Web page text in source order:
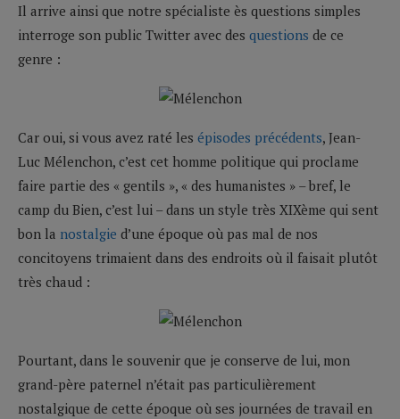
Il arrive ainsi que notre spécialiste ès questions simples
interroge son public Twitter avec des questions de ce
genre :
Car oui, si vous avez raté les épisodes précédents, Jean-
Luc Mélenchon, c’est cet homme politique qui proclame
faire partie des « gentils », « des humanistes » – bref, le
camp du Bien, c’est lui – dans un style très XIXème qui sent
bon la nostalgie d’une époque où pas mal de nos
concitoyens trimaient dans des endroits où il faisait plutôt
très chaud :
Pourtant, dans le souvenir que je conserve de lui, mon
grand-père paternel n’était pas particulièrement
nostalgique de cette époque où ses journées de travail en